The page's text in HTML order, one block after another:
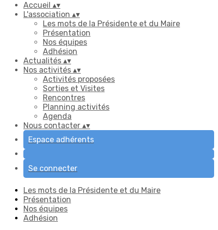
Accueil ▴▾
L'association ▴▾
Les mots de la Présidente et du Maire
Présentation
Nos équipes
Adhésion
Actualités ▴▾
Nos activités ▴▾
Activités proposées
Sorties et Visites
Rencontres
Planning activités
Agenda
Nous contacter ▴▾
Espace adhérents
Se connecter
Les mots de la Présidente et du Maire
Présentation
Nos équipes
Adhésion